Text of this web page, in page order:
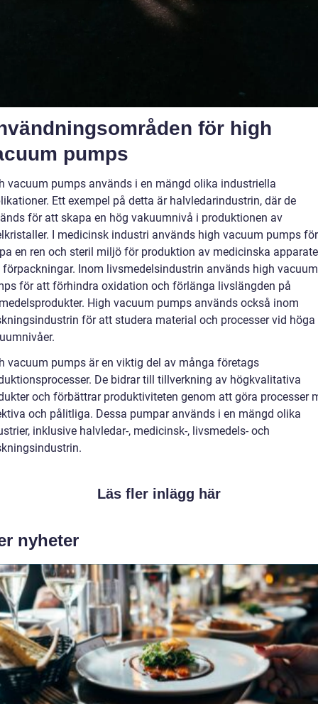
för high
pumps
vacuum pumps används i en mängd olika industriella
Ett exempel på detta är halvledarindustrin, där de
för att skapa en hög vakuumnivå i produktionen av
I medicinsk industri används high vacuum pumps
en ren och steril miljö för produktion av medicinska
förpackningar. Inom livsmedelsindustrin används high vacuum
för att förhindra oxidation och förlänga livslängden på
High vacuum pumps används också inom
för att studera material och processer vid höga
vacuum pumps är en viktig del av många företags
De bidrar till tillverkning av högkvalitativa
och förbättrar produktiviteten genom att göra processer
och pålitliga. Dessa pumpar används i en mängd olika
inklusive halvledar-, medicinsk-, livsmedels- och
Läs fler inlägg här
nyheter